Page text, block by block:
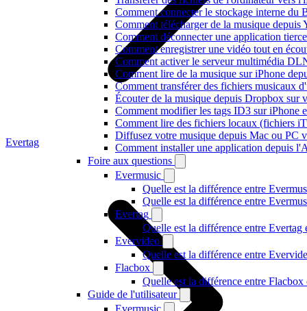
Comment connecter le stockage interne
Comment télécharger de la musique
Comment déconnecter une application
Comment enregistrer une vidéo tout en
Comment activer le serveur multimédia
Comment lire de la musique sur iPhone
Comment transférer des fichiers musicaux
Écouter de la musique depuis Dropbox sur
Comment modifier les tags ID3 sur iPhone
Comment lire des fichiers locaux (fichiers
Diffusez votre musique depuis Mac ou PC
Comment installer une application depuis
Foire aux questions
Evermusic
Quelle est la différence entre
Quelle est la différence entre
Evertag
Quelle est la différence entre Evertag
Evervideo
Quelle est la différence entre
Flacbox
Quelle est la différence entre
Guide de l'utilisateur
Evermusic
Evertag